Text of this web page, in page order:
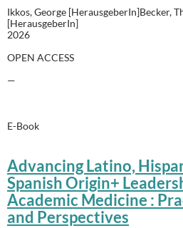
Ikkos, George [HerausgeberIn]Becker,
[HerausgeberIn]
2026
OPEN ACCESS
—
E-Book
Advancing Latino,
Spanish Origin+
Academic Medicine :
and Perspectives